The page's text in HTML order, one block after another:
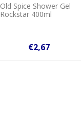
Old Spice Shower Gel
Rockstar 400ml
€2,67